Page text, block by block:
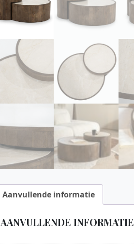
Aanvullende informatie
AANVULLENDE INFORMATIE